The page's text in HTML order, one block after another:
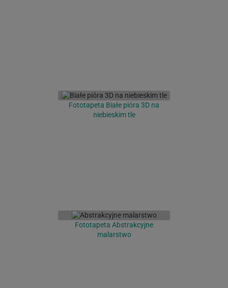
Fototapeta Białe pióra 3D na
niebieskim tle
Fototapeta Abstrakcyjne
malarstwo